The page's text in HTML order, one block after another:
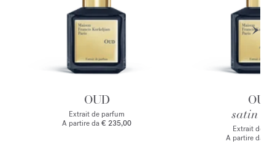
OUD
Extrait de parfum
A partire da€ 235,00
OUD
satin
Extrait de
A partire da